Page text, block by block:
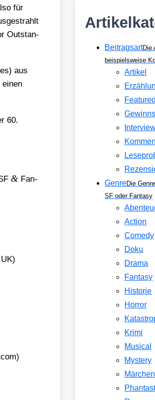
für
Out­stan­
aus
60.
& Fan­
BeitragsartDie
beispielsweise
Artikel
GenreDie
SF oder Fantasy
Action
Comedy
Doku
Drama
Fantasy
Historie
Horror
Krimi
Musical
Mystery
Märchen